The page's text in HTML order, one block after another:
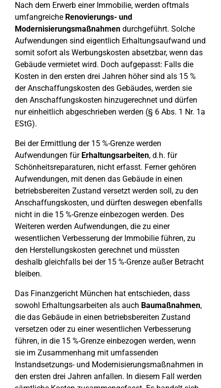
Nach dem Erwerb einer Immobilie, werden oftmals
umfangreiche Renovierungs- und
Modernisierungsmaßnahmen durchgeführt. Solche
Aufwendungen sind eigentlich Erhaltungsaufwand und
somit sofort als Werbungskosten absetzbar, wenn das
Gebäude vermietet wird. Doch aufgepasst: Falls die
Kosten in den ersten drei Jahren höher sind als 15 %
der Anschaffungskosten des Gebäudes, werden sie
den Anschaffungskosten hinzugerechnet und dürfen
nur einheitlich abgeschrieben werden (§ 6 Abs. 1 Nr. 1a
EStG).
Bei der Ermittlung der 15 %-Grenze werden
Aufwendungen für Erhaltungsarbeiten, d.h. für
Schönheitsreparaturen, nicht erfasst. Ferner gehören
Aufwendungen, mit denen das Gebäude in einen
betriebsbereiten Zustand versetzt werden soll, zu den
Anschaffungskosten, und dürften deswegen ebenfalls
nicht in die 15 %-Grenze einbezogen werden. Des
Weiteren werden Aufwendungen, die zu einer
wesentlichen Verbesserung der Immobilie führen, zu
den Herstellungskosten gerechnet und müssten
deshalb gleichfalls bei der 15 %-Grenze außer Betracht
bleiben.
Das Finanzgericht München hat entschieden, dass
sowohl Erhaltungsarbeiten als auch Baumaßnahmen,
die das Gebäude in einen betriebsbereiten Zustand
versetzen oder zu einer wesentlichen Verbesserung
führen, in die 15 %-Grenze einbezogen werden, wenn
sie im Zusammenhang mit umfassenden
Instandsetzungs- und Modernisierungsmaßnahmen in
den ersten drei Jahren anfallen. In diesem Fall werden